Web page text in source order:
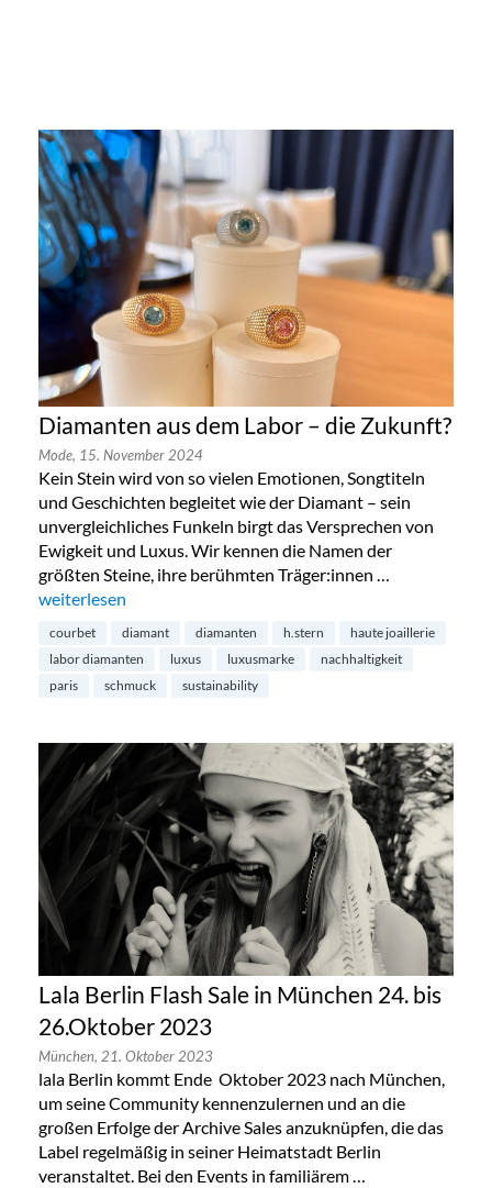
Diamanten aus dem Labor – die Zukunft?
Mode, 15. November 2024
Kein Stein wird von so vielen Emotionen, Songtiteln
und Geschichten begleitet wie der Diamant – sein
unvergleichliches Funkeln birgt das Versprechen von
Ewigkeit und Luxus. Wir kennen die Namen der
größten Steine, ihre berühmten Träger:innen …
„Diamanten aus dem Labor – die Zukunft?“
weiterlesen
courbet diamant diamanten h.stern
haute joaillerie
labor diamanten
luxus luxusmarke
nachhaltigkeit
paris
schmuck sustainability
Lala Berlin Flash Sale in München 24. bis
26.Oktober 2023
München, 21. Oktober 2023
lala Berlin kommt Ende Oktober 2023 nach München,
um seine Community kennenzulernen und an die
großen Erfolge der Archive Sales anzuknüpfen, die das
Label regelmäßig in seiner Heimatstadt Berlin
veranstaltet. Bei den Events in familiärem …